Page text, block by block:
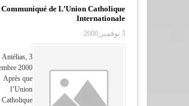
Communiqué de L’Union Catholique
Internationale
3 نوفمبر,2000
Antélias, 3
2000
Après que
l’Union
Catholique